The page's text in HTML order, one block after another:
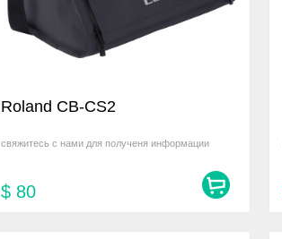
Roland CB-CS2
свяжитесь с нами для полученя информации
$ 80